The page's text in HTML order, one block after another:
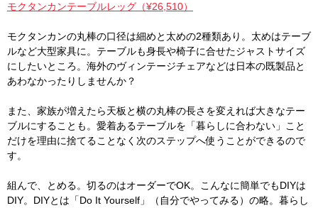
モクタンカンテーブルレッグ（¥26,510）
モクタンカンの丸棒の口径は細めと太めの2種類あり。太めはテーブ
ルなど大型家具に。テーブルも身長や椅子に合せたジャストサイズ
にしたいところ。海外のヴィンテージチェアなどは日本の既製品と
あわなかったりしませんか？
また、家族が増えたら天板と横の丸棒の長さを変えれば大きなテー
ブルにすることも。愛着あるテーブルを「暮らしに合わない」こと
だけを理由に捨てることなく次のステップへ使うことができるので
す。
組んで、とめる。切るのはオーダーでOK。こんなに簡単でもDIYは
DIY。DIYとは「Do It Yourself」（自分でやってみる）の略。暮らし